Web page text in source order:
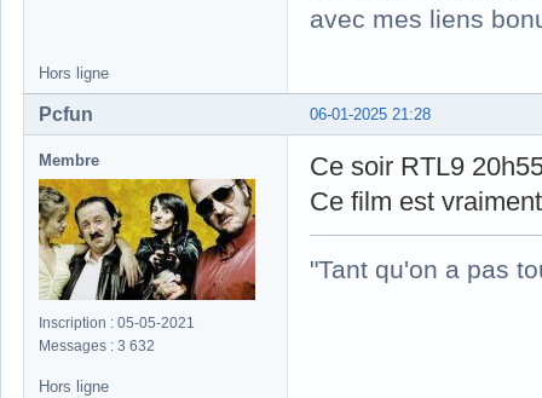
avec mes liens
Hors ligne
06-01-2025 21:28
Pcfun
Membre
Inscription : 05-05-2021
Messages : 3 632
Ce soir RTL9
Ce film est
"Tant qu'on a pas
Hors ligne